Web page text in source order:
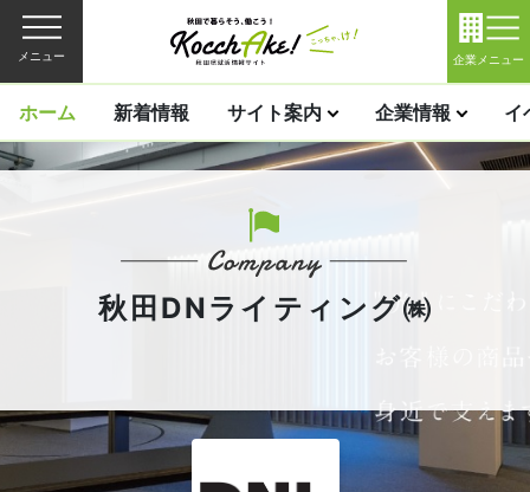
メニュー 企業メニュー
ホーム 新着情報 サイト案内 企業情報 イ
秋田DNライティング㈱